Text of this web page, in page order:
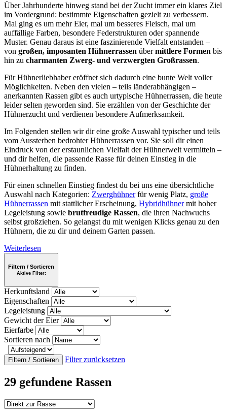
Über Jahrhunderte hinweg stand bei der Zucht immer ein klares Ziel
im Vordergrund: bestimmte Eigenschaften gezielt zu verbessern.
Mal ging es um mehr Eier, mal um besseres Fleisch, mal um
auffällige Farben, besondere Federstrukturen oder spannende
Muster. Genau daraus ist eine faszinierende Vielfalt entstanden –
von großen, imposanten Hühnerrassen übermittlere Formen bis
hin zu charmanten Zwerg- und verzwergten Großrassen.
Für Hühnerliebhaber eröffnet sich dadurch eine bunte Welt voller
Möglichkeiten. Neben den vielen – teils länderabhängigen –
anerkannten Rassen gibt es auch urtypische Hühnerrassen, die heute
leider selten geworden sind. Sie erzählen von der Geschichte der
Hühnerzucht und verdienen besondere Aufmerksamkeit.
Im Folgenden stellen wir dir eine große Auswahl typischer und teils
vom Aussterben bedrohter Hühnerrassen vor. Sie soll dir einen
Eindruck von der erstaunlichen Vielfalt der Hühnerwelt vermitteln –
und dir helfen, die passende Rasse für deinen Einstieg in die
Hühnerhaltung zu finden.
Für einen schnellen Einstieg findest du bei uns eine übersichtliche
Auswahl nach Kategorien: Zwerghühnerfür wenig Platz, große
Hühnerrassen mit stattlicher Erscheinung, Hybridhühnermit hoher
Legeleistung sowie brutfreudige Rassen, die ihren Nachwuchs
selbst großziehen. So gelangst du mit wenigen Klicks genau zu den
Hühnern, die zu dir und deinem Garten passen.
Weiterlesen
Filtern / Sortieren
Aktive Filter:
Herkunftsland
Eigenschaften
Legeleistung
Gewicht der Eier
Eierfarbe
Sortieren nach
Filtern / Sortieren Filter zurücksetzen
29 gefundene Rassen